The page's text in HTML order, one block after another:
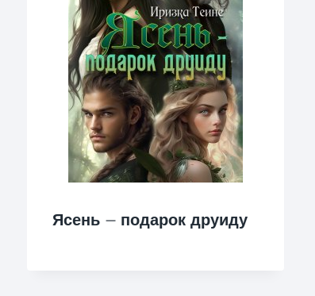
Ясень — подарок друиду